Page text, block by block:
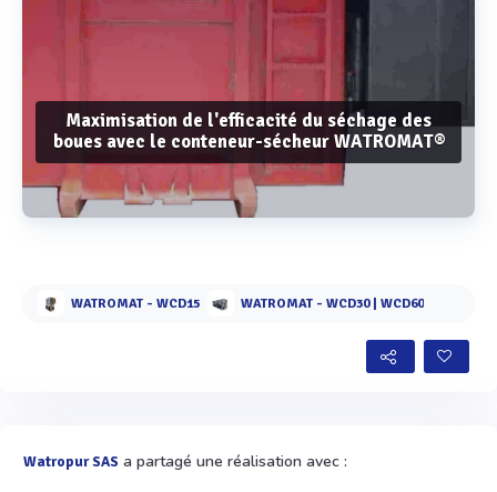
Maximisation de l'efficacité du séchage des
boues avec le conteneur-sécheur WATROMAT®
Voir plus
WATROMAT - WCD15 WATROMAT - WCD30 | WCD60
Watropur SAS a partagé une réalisation avec :